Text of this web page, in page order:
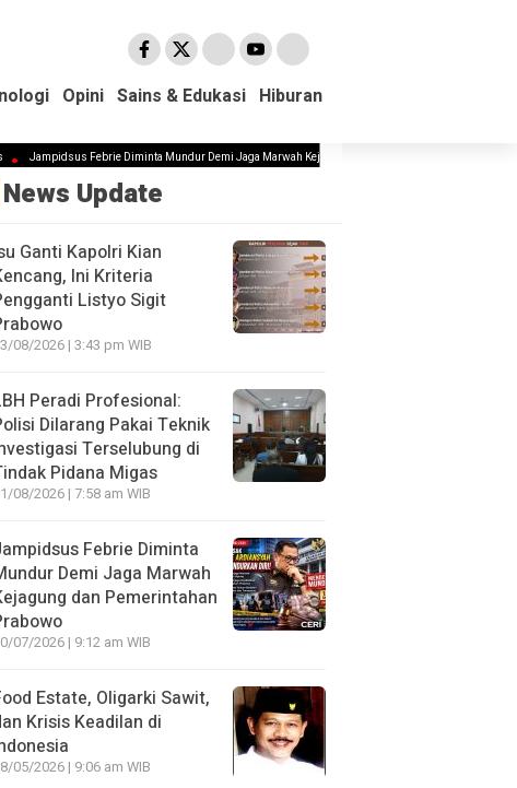
Opini Sains & Edukasi Hiburan
Opini Sains & Edukasi Hiburan
Febrie Diminta Mundur Demi Jaga Marwah Kejagung dan Pemerintahan Prabowo
News Update
Ganti Kapolri Kian
Ini Kriteria
Listyo Sigit
08/2026 | 3:43 pm WIB
Peradi Profesional:
Dilarang Pakai Teknik
Terselubung di
Pidana Migas
08/2026 | 7:58 am WIB
Febrie Diminta
Demi Jaga Marwah
dan Pemerintahan
07/2026 | 9:12 am WIB
Estate, Oligarki Sawit,
Krisis Keadilan di
05/2026 | 9:06 am WIB